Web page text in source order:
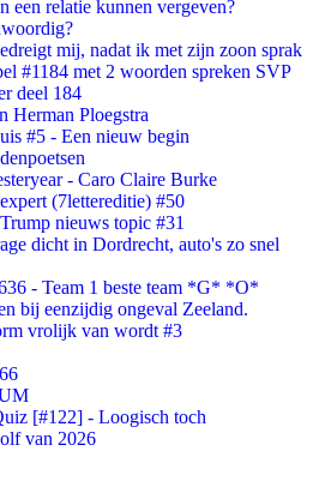
een relatie kunnen vergeven?
mij, nadat ik met zijn zoon sprak
#1184 met 2 woorden spreken SVP
deel 184
Herman Ploegstra
#5 - Een nieuw begin
- Caro Claire Burke
(7lettereditie) #50
nieuws topic #31
dicht in Dordrecht, auto's zo snel
- Team 1 beste team *G* *O*
bij eenzijdig ongeval Zeeland.
vrolijk van wordt #3
[#122] - Loogisch toch
van 2026